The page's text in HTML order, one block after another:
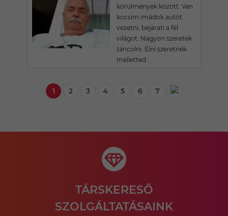
körülmények között. Van
kocsim imádok autót
vezetni, bejárati a fél
világot. Nagyon szeretek
táncolni. Élni szeretnék
melletted.
1 2 3 4 5 6 7
TÁRSKERESŐ
SZOLGÁLTATÁSAINK